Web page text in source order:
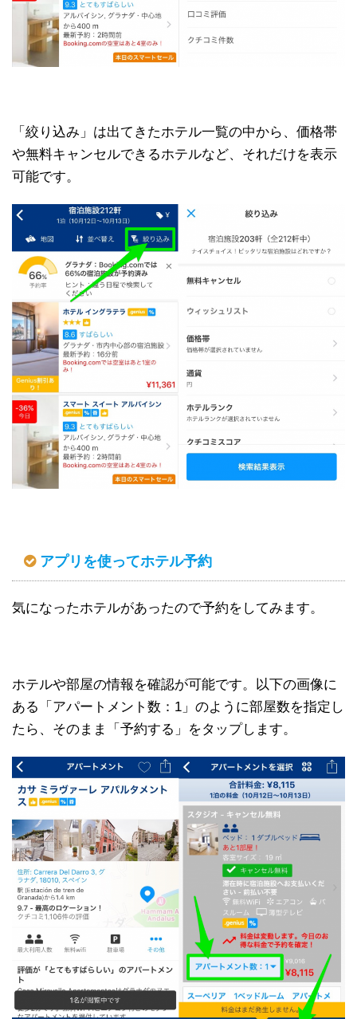
「絞り込み」は出てきたホテル一覧の中から、価格帯
や無料キャンセルできるホテルなど、それだけを表示
可能です。
アプリを使ってホテル予約
気になったホテルがあったので予約をしてみます。
ホテルや部屋の情報を確認が可能です。以下の画像に
ある「アパートメント数：1」のように部屋数を指定し
たら、そのまま「予約する」をタップします。